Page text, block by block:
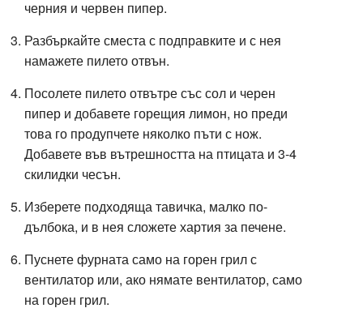
черния и червен пипер.
Разбъркайте сместа с подправките и с нея
намажете пилето отвън.
Посолете пилето отвътре със сол и черен
пипер и добавете горещия лимон, но преди
това го продупчете няколко пъти с нож.
Добавете във вътрешността на птицата и 3-4
скилидки чесън.
Изберете подходяща тавичка, малко по-
дълбока, и в нея сложете хартия за печене.
Пуснете фурната само на горен грил с
вентилатор или, ако нямате вентилатор, само
на горен грил.